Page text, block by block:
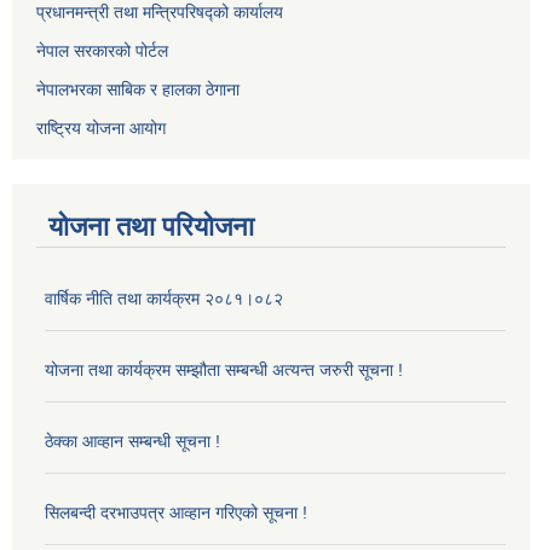
प्रधानमन्त्री तथा मन्त्रिपरिषद्को कार्यालय
नेपाल सरकारको पोर्टल
नेपालभरका साबिक र हालका ठेगाना
राष्ट्रिय योजना आयोग
योजना तथा परियोजना
वार्षिक नीति तथा कार्यक्रम २०८१।०८२
योजना तथा कार्यक्रम सम्झौता सम्बन्धी अत्यन्त जरुरी सूचना !
ठेक्का आव्हान सम्बन्धी सूचना !
सिलबन्दी दरभाउपत्र आव्हान गरिएको सूचना !